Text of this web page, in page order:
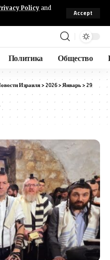
Policy and
Accept
Политика Общество
Израиля>2026>Январь>29